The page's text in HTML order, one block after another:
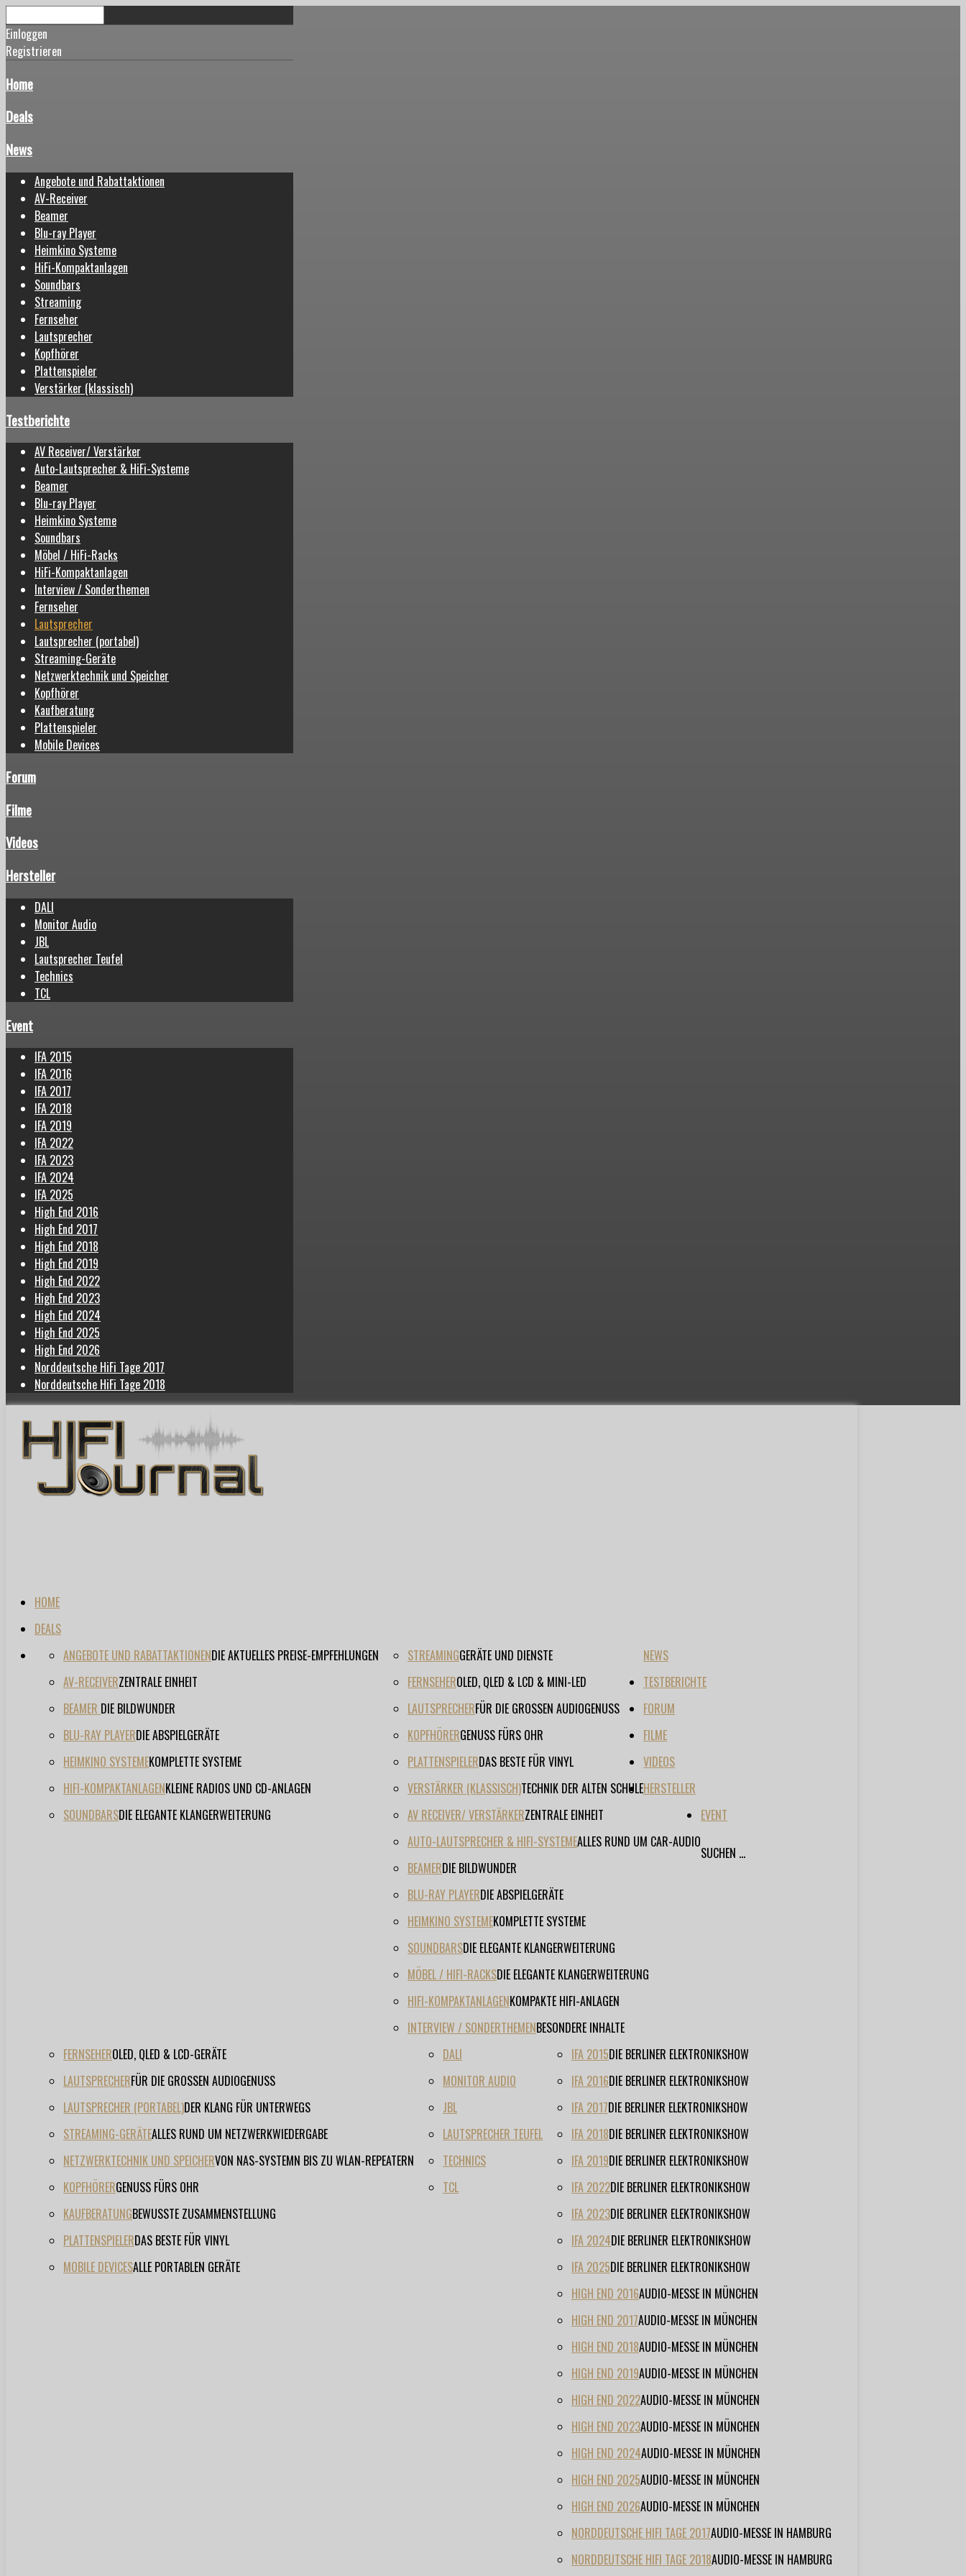
Einloggen
Registrieren
Home
Deals
News
Angebote und Rabattaktionen
AV-Receiver
Beamer
Blu-ray Player
Heimkino Systeme
HiFi-Kompaktanlagen
Soundbars
Streaming
Fernseher
Lautsprecher
Kopfhörer
Plattenspieler
Verstärker (klassisch)
Testberichte
AV Receiver/ Verstärker
Auto-Lautsprecher & HiFi-Systeme
Beamer
Blu-ray Player
Heimkino Systeme
Soundbars
Möbel / HiFi-Racks
HiFi-Kompaktanlagen
Interview / Sonderthemen
Fernseher
Lautsprecher
Lautsprecher (portabel)
Streaming-Geräte
Netzwerktechnik und Speicher
Kopfhörer
Kaufberatung
Plattenspieler
Mobile Devices
Forum
Filme
Videos
Hersteller
DALI
Monitor Audio
JBL
Lautsprecher Teufel
Technics
TCL
Event
IFA 2015
IFA 2016
IFA 2017
IFA 2018
IFA 2019
IFA 2022
IFA 2023
IFA 2024
IFA 2025
High End 2016
High End 2017
High End 2018
High End 2019
High End 2022
High End 2023
High End 2024
High End 2025
High End 2026
Norddeutsche HiFi Tage 2017
Norddeutsche HiFi Tage 2018
HOME
DEALS
NEWS
ANGEBOTE UND RABATTAKTIONENDIE AKTUELLES PREISE-EMPFEHLUNGEN
AV-RECEIVERZENTRALE EINHEIT
BEAMER DIE BILDWUNDER
BLU-RAY PLAYERDIE ABSPIELGERÄTE
HEIMKINO SYSTEMEKOMPLETTE SYSTEME
HIFI-KOMPAKTANLAGENKLEINE RADIOS UND CD-ANLAGEN
SOUNDBARSDIE ELEGANTE KLANGERWEITERUNG
STREAMINGGERÄTE UND DIENSTE
FERNSEHEROLED, QLED & LCD & MINI-LED
LAUTSPRECHERFÜR DIE GROSSEN AUDIOGENUSS
KOPFHÖRERGENUSS FÜRS OHR
PLATTENSPIELERDAS BESTE FÜR VINYL
VERSTÄRKER (KLASSISCH)TECHNIK DER ALTEN SCHULE
TESTBERICHTE
AV RECEIVER/ VERSTÄRKERZENTRALE EINHEIT
AUTO-LAUTSPRECHER & HIFI-SYSTEMEALLES RUND UM CAR-AUDIO
BEAMERDIE BILDWUNDER
BLU-RAY PLAYERDIE ABSPIELGERÄTE
HEIMKINO SYSTEMEKOMPLETTE SYSTEME
SOUNDBARSDIE ELEGANTE KLANGERWEITERUNG
MÖBEL / HIFI-RACKSDIE ELEGANTE KLANGERWEITERUNG
HIFI-KOMPAKTANLAGENKOMPAKTE HIFI-ANLAGEN
INTERVIEW / SONDERTHEMENBESONDERE INHALTE
FERNSEHEROLED, QLED & LCD-GERÄTE
LAUTSPRECHERFÜR DIE GROSSEN AUDIOGENUSS
LAUTSPRECHER (PORTABEL)DER KLANG FÜR UNTERWEGS
STREAMING-GERÄTEALLES RUND UM NETZWERKWIEDERGABE
NETZWERKTECHNIK UND SPEICHERVON NAS-SYSTEMN BIS ZU WLAN-REPEATERN
KOPFHÖRERGENUSS FÜRS OHR
KAUFBERATUNGBEWUSSTE ZUSAMMENSTELLUNG
PLATTENSPIELERDAS BESTE FÜR VINYL
MOBILE DEVICESALLE PORTABLEN GERÄTE
FORUM
FILME
VIDEOS
HERSTELLER
DALI
MONITOR AUDIO
JBL
LAUTSPRECHER TEUFEL
TECHNICS
TCL
EVENT
IFA 2015DIE BERLINER ELEKTRONIKSHOW
IFA 2016DIE BERLINER ELEKTRONIKSHOW
IFA 2017DIE BERLINER ELEKTRONIKSHOW
IFA 2018DIE BERLINER ELEKTRONIKSHOW
IFA 2019DIE BERLINER ELEKTRONIKSHOW
IFA 2022DIE BERLINER ELEKTRONIKSHOW
IFA 2023DIE BERLINER ELEKTRONIKSHOW
IFA 2024DIE BERLINER ELEKTRONIKSHOW
IFA 2025DIE BERLINER ELEKTRONIKSHOW
HIGH END 2016AUDIO-MESSE IN MÜNCHEN
HIGH END 2017AUDIO-MESSE IN MÜNCHEN
HIGH END 2018AUDIO-MESSE IN MÜNCHEN
HIGH END 2019AUDIO-MESSE IN MÜNCHEN
HIGH END 2022AUDIO-MESSE IN MÜNCHEN
HIGH END 2023AUDIO-MESSE IN MÜNCHEN
HIGH END 2024AUDIO-MESSE IN MÜNCHEN
HIGH END 2025AUDIO-MESSE IN MÜNCHEN
HIGH END 2026AUDIO-MESSE IN MÜNCHEN
NORDDEUTSCHE HIFI TAGE 2017AUDIO-MESSE IN HAMBURG
NORDDEUTSCHE HIFI TAGE 2018AUDIO-MESSE IN HAMBURG
SUCHEN ...